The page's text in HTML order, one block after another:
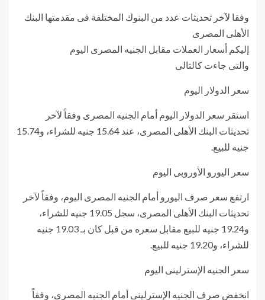
وفقا لآخر تحديثات عدد من البنوك المختلفة فى مقدمتها البنك
الأهلى المصرى
إليكم أسعار العملات مقابل الجنيه المصرى اليوم
والتى جاءت كالتالى
سعر الدولار اليوم
استقر سعر الدولار اليوم أمام الجنيه المصرى وفقاً لآخر
تحديثات البنك الأهلى المصرى، عند 15.64 جنيه للشراء، و15.74
جنيه للبيع.
سعر اليورو الأوروبى اليوم
ارتفع سعر صرف اليورو أمام الجنيه المصرى اليوم، وفقاً لآخر
تحديثات البنك الأهلى المصرى، سجل 19.05 جنيه للشراء،
و19.24 جنيه للبيع مقابل سعره من قبل كان بـ 19.03 جنيه
للشراء، و19.20 جنيه للبيع.
سعر الجنيه الإسترلينى اليوم
انخفض صرف الجنيه الإسترلينى أمام الجنيه المصرى، وفقاً